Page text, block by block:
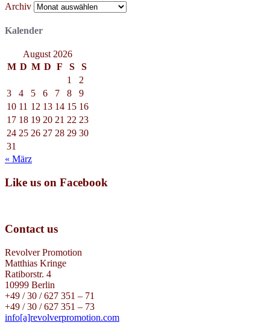
Archiv
Kalender
August 2026
M D M D F S
S
1
2
3
4 5 6 7 8
9
10 11 12 13 14 15 16
17 18 19 20 21 22 23
24 25 26 27 28 29 30
31
« März
Like us on Facebook
Contact us
Revolver Promotion
Matthias Kringe
Ratiborstr. 4
10999 Berlin
+49 / 30 / 627 351 – 71
+49 / 30 / 627 351 – 73
info[a]revolverpromotion.com